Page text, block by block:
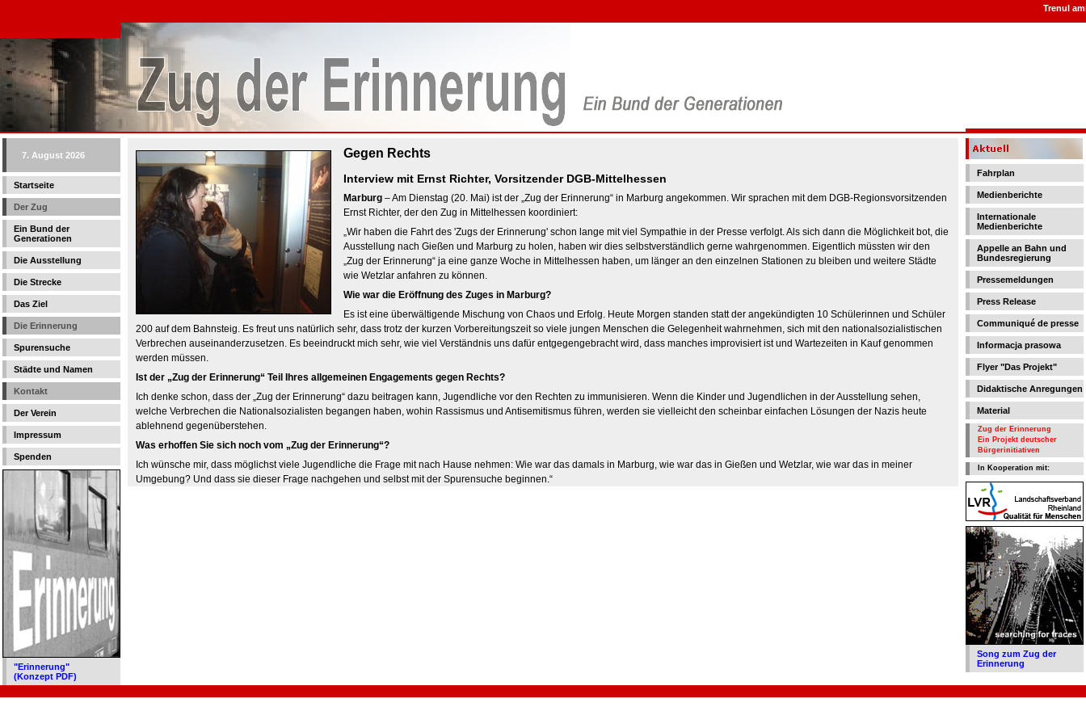
Trenul
7. August 2026
Startseite
Der Zug
Ein Bund der
Generationen
Die Ausstellung
Die Strecke
Das Ziel
Die Erinnerung
Spurensuche
Städte und Namen
Kontakt
Der Verein
Impressum
Spenden
"Erinnerung"
(Konzept PDF)
Fahrplan
Medienberichte
Internationale
Medienberichte
Appelle an Bahn und
Bundesregierung
Pressemeldungen
Press Release
Communiqué de presse
Informacja prasowa
Flyer "Das Projekt"
Didaktische Anregungen
Material
Zug der Erinnerung
Ein Projekt deutscher
Bürgerinitiativen
In Kooperation mit:
Song zum Zug der
Erinnerung
Gegen Rechts
Interview mit Ernst Richter, Vorsitzender DGB-Mittelhessen
Marburg – Am Dienstag (20. Mai) ist der „Zug der Erinnerung“ in Marburg angekommen. Wir sprachen mit dem DGB-Regionsvorsitzenden
Ernst Richter, der den Zug in Mittelhessen koordiniert:
„Wir haben die Fahrt des 'Zugs der Erinnerung' schon lange mit viel Sympathie in der Presse verfolgt. Als sich dann die Möglichkeit bot, die
Ausstellung nach Gießen und Marburg zu holen, haben wir dies selbstverständlich gerne wahrgenommen. Eigentlich müssten wir den
„Zug der Erinnerung“ ja eine ganze Woche in Mittelhessen haben, um länger an den einzelnen Stationen zu bleiben und weitere Städte
wie Wetzlar anfahren zu können.
Wie war die Eröffnung des Zuges in Marburg?
Es ist eine überwältigende Mischung von Chaos und Erfolg. Heute Morgen standen statt der angekündigten 10 Schülerinnen und Schüler
200 auf dem Bahnsteig. Es freut uns natürlich sehr, dass trotz der kurzen Vorbereitungszeit so viele jungen Menschen die Gelegenheit wahrnehmen, sich mit den nationalsozialistischen
Verbrechen auseinanderzusetzen. Es beeindruckt mich sehr, wie viel Verständnis uns dafür entgegengebracht wird, dass manches improvisiert ist und Wartezeiten in Kauf genommen
werden müssen.
Ist der „Zug der Erinnerung“ Teil Ihres allgemeinen Engagements gegen Rechts?
Ich denke schon, dass der „Zug der Erinnerung“ dazu beitragen kann, Jugendliche vor den Rechten zu immunisieren. Wenn die Kinder und Jugendlichen in der Ausstellung sehen,
welche Verbrechen die Nationalsozialisten begangen haben, wohin Rassismus und Antisemitismus führen, werden sie vielleicht den scheinbar einfachen Lösungen der Nazis heute
ablehnend gegenüberstehen.
Was erhoffen Sie sich noch vom „Zug der Erinnerung“?
Ich wünsche mir, dass möglichst viele Jugendliche die Frage mit nach Hause nehmen: Wie war das damals in Marburg, wie war das in Gießen und Wetzlar, wie war das in meiner
Umgebung? Und dass sie dieser Frage nachgehen und selbst mit der Spurensuche beginnen.“